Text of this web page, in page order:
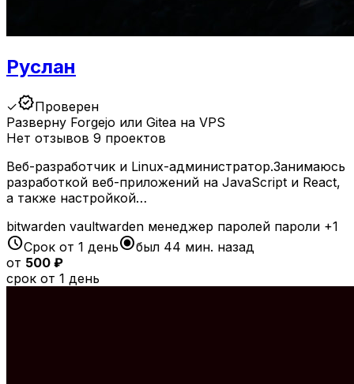
Руслан
✓verifiedПроверен
Разверну Forgejo или Gitea на VPS
Нет отзывов 9 проектов
Веб-разработчик и Linux-администратор.Занимаюсь
разработкой веб-приложений на JavaScript и React,
а также настройкой…
bitwarden vaultwarden менеджер паролей пароли +1
scheduleСрок от 1 деньradio_button_checkedбыл 44 мин. назад
от 500 ₽
срок от 1 день